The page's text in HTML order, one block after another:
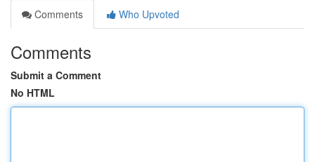
Comments
Who Upvoted
Comments
Submit a Comment
No HTML